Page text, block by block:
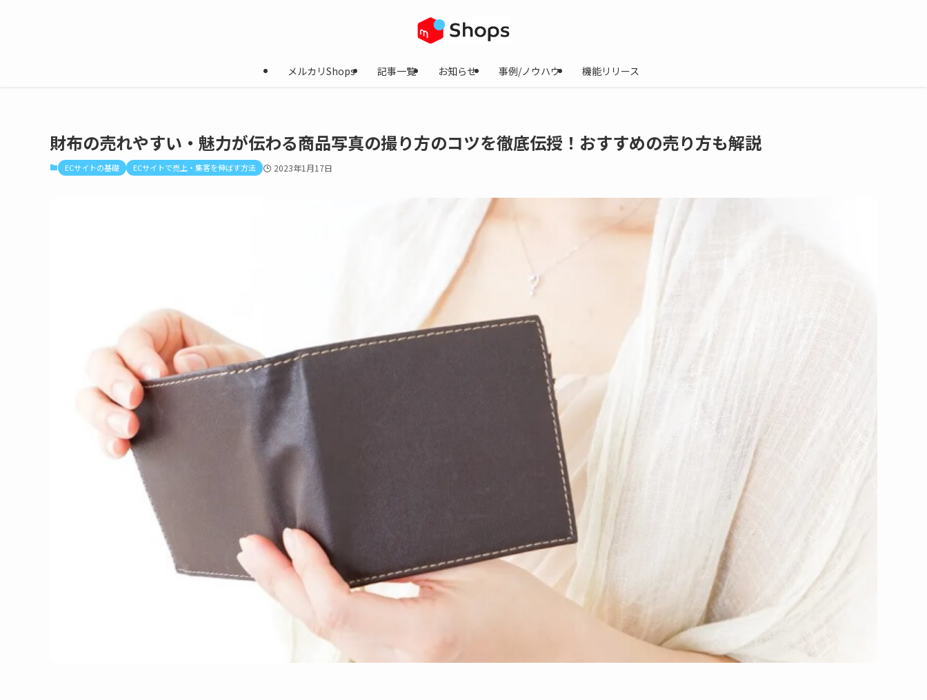
メルカリShops 記事一覧 お知らせ 事例/ノウハウ 機能リリース
財布の売れやすい・魅力が伝わる商品写真の撮り方のコツを徹底伝授！おすすめの売り方も解説
ECサイトの基礎 ECサイトで売上・集客を伸ばす方法 2023年1月17日